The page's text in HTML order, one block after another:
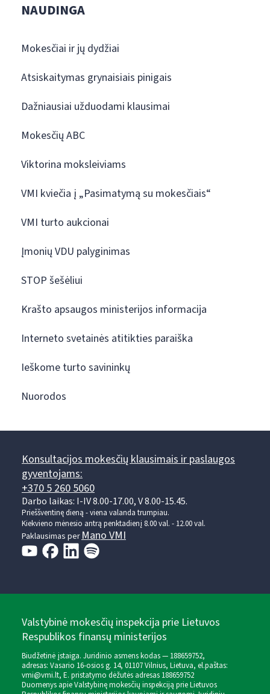
NAUDINGA
Mokesčiai ir jų dydžiai
Atsiskaitymas grynaisiais pinigais
Dažniausiai užduodami klausimai
Mokesčių ABC
Viktorina moksleiviams
VMI kviečia į „Pasimatymą su mokesčiais“
VMI turto aukcionai
Įmonių VDU palyginimas
STOP šešėliui
Krašto apsaugos ministerijos informacija
Interneto svetainės atitikties paraiška
Ieškome turto savininkų
Nuorodos
Konsultacijos mokesčių klausimais ir paslaugos
gyventojams:
+370 5 260 5060
Darbo laikas: I-IV 8.00-17.00, V 8.00-15.45.
Prieššventinę dieną - viena valanda trumpiau.
Kiekvieno mėnesio antrą penktadienį 8.00 val. - 12.00 val.
Paklausimas perMano VMI
Valstybinė mokesčių inspekcija prie Lietuvos
Respublikos finansų ministerijos
Biudžetinė įstaiga. Juridinio asmens kodas — 188659752,
adresas: Vasario 16-osios g. 14, 01107 Vilnius, Lietuva, el.paštas:
vmi@vmi.lt, E. pristatymo dėžutės adresas 188659752
Duomenys apie Valstybinę mokesčių inspekciją prie Lietuvos